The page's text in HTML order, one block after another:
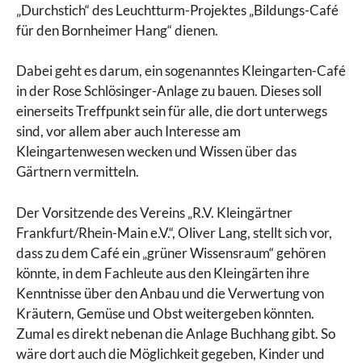
„Durchstich“ des Leuchtturm-Projektes „Bildungs-Café
für den Bornheimer Hang“ dienen.
Dabei geht es darum, ein sogenanntes Kleingarten-Café
in der Rose Schlösinger-Anlage zu bauen. Dieses soll
einerseits Treffpunkt sein für alle, die dort unterwegs
sind, vor allem aber auch Interesse am
Kleingartenwesen wecken und Wissen über das
Gärtnern vermitteln.
Der Vorsitzende des Vereins „R.V. Kleingärtner
Frankfurt/Rhein-Main e.V.“, Oliver Lang, stellt sich vor,
dass zu dem Café ein „grüner Wissensraum“ gehören
könnte, in dem Fachleute aus den Kleingärten ihre
Kenntnisse über den Anbau und die Verwertung von
Kräutern, Gemüse und Obst weitergeben könnten.
Zumal es direkt nebenan die Anlage Buchhang gibt. So
wäre dort auch die Möglichkeit gegeben, Kinder und